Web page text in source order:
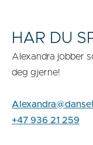
HAR DU
Alexandra jobber
deg gjerne!
+47 936 21 259